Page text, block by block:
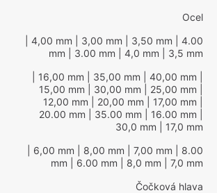
Ocel
| 4,00 mm | 3,00 mm | 3,50 mm | 4.00
mm | 3.00 mm | 4,0 mm | 3,5 mm
| 16,00 mm | 35,00 mm | 40,00 mm
15,00 mm | 30,00 mm | 25,00 mm
12,00 mm | 20,00 mm | 17,00 mm
20.00 mm | 35.00 mm | 16.00 mm
30,0 mm | 17,0 mm
| 6,00 mm | 8,00 mm | 7,00 mm | 8.00
mm | 6.00 mm | 8,0 mm | 7,0 mm
Čočková hlava